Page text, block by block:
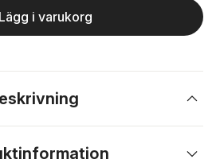
Lägg i varukorg